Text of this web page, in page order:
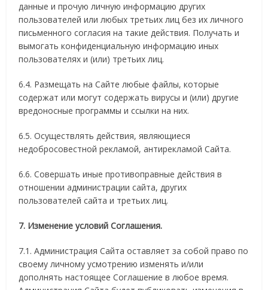
данные и прочую личную информацию других
пользователей или любых третьих лиц без их личного
письменного согласия на такие действия. Получать и
вымогать конфиденциальную информацию иных
пользователях и (или) третьих лиц.
6.4. Размещать на Сайте любые файлы, которые
содержат или могут содержать вирусы и (или) другие
вредоносные программы и ссылки на них.
6.5. Осуществлять действия, являющиеся
недобросовестной рекламой, антирекламой Сайта.
6.6. Совершать иные противоправные действия в
отношении администрации сайта, других
пользователей сайта и третьих лиц.
7. Изменение условий Соглашения.
7.1. Администрация Сайта оставляет за собой право по
своему личному усмотрению изменять и/или
дополнять настоящее Соглашение в любое время.